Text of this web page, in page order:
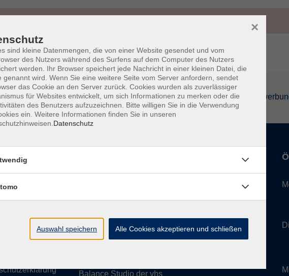
Barrierefreiheit AGB Datenschutzerklärung Datenschutz
Tel. 0961 48178-0
Fax 0961 48178-55
Balance Studio der vhs
sind kleine Datenmengen, die von einer Website gesendet und vom
des Nutzers während des Surfens auf dem Computer des Nutzers
werden. Ihr Browser speichert jede Nachricht in einer kleinen Datei, die
genannt wird. Wenn Sie eine weitere Seite vom Server anfordern, sendet
das Cookie an den Server zurück. Cookies wurden als zuverlässiger
für Websites entwickelt, um sich Informationen zu merken oder die
des Benutzers aufzuzeichnen. Bitte willigen Sie in die Verwendung
ein. Weitere Informationen finden Sie in unseren
Datenschutz
×
Auswahl speichern Alle Cookies akzeptieren und schließen